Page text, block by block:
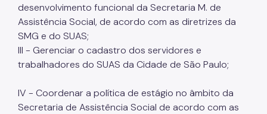
Mulheres Vítimas de Violência
LGBTQIAPN+
Imigrantes
Operação Altas Temperaturas (OAT)
desenvolvimento funcional da Secretaria M. de
Assistência Social, de acordo com as diretrizes da
SMG e do SUAS;
III - Gerenciar o cadastro dos servidores e
trabalhadores do SUAS da Cidade de São Paulo;
IV - Coordenar a política de estágio no âmbito da
Secretaria de Assistência Social de acordo com as